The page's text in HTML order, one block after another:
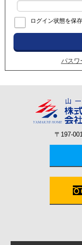
ログイン状態を保
パスワ
〒197-